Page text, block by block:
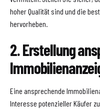
hoher Qualität sind und die
hervorheben.
2. Erstellung
Eine ansprechende
Interesse potenzieller Käufer